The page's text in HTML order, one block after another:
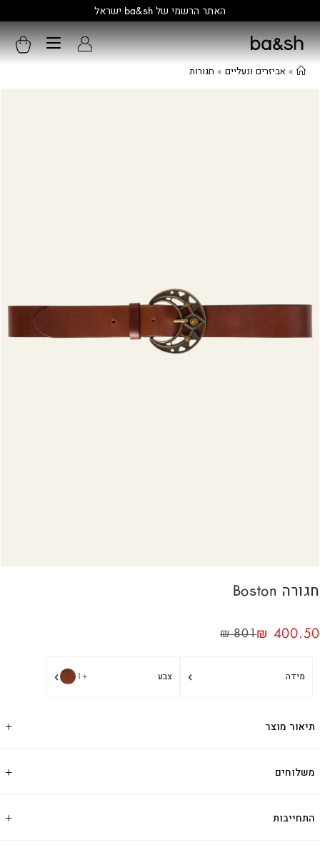
קולקציה חדשה:
» אביזרים ונעליים » חגורות
חגורה Boston
₪801₪ 400.50
מידה › צבע +1
›
תיאור מוצר
משלוחים
התחייבות